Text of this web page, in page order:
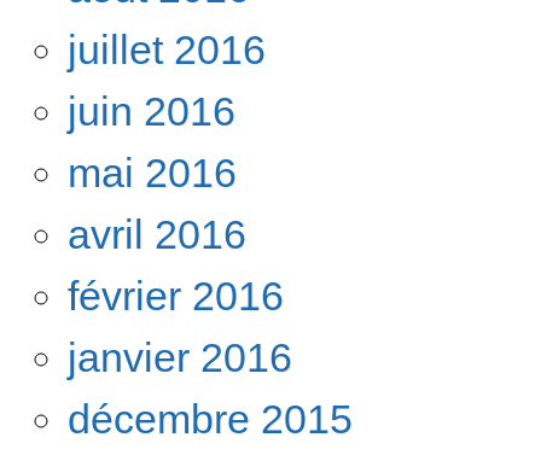
juillet 2016
juin 2016
mai 2016
avril 2016
février 2016
janvier 2016
décembre 2015